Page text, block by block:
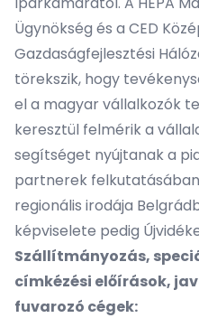
Ügynökség és a CED
Gazdaságfejlesztési
törekszik, hogy
el a magyar vállalkozók
keresztül felmérik a
segítséget nyújtanak a
partnerek
regionális irodája
képviselete pedig
Szállítmányozás,
címkézési előírások,
fuvarozó cégek: